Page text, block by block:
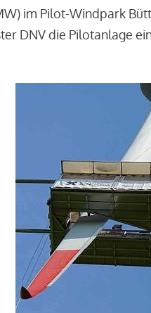
im Pilot-Windpark
DNV die Pilotanlage